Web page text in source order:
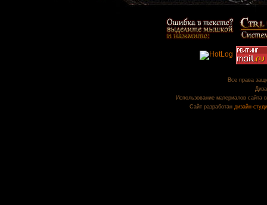
Все права
Использование материалов сайта
Сайт разработан дизайн-